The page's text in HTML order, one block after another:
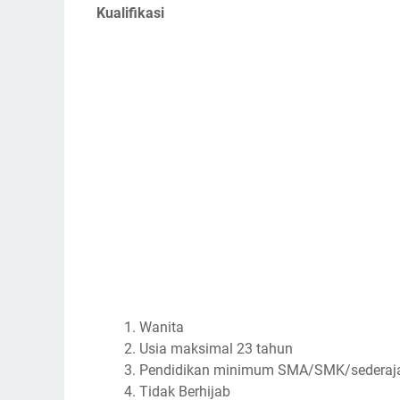
Kualifikasi
Wanita
Usia maksimal 23 tahun
Pendidikan minimum SMA/SMK/
Tidak Berhijab